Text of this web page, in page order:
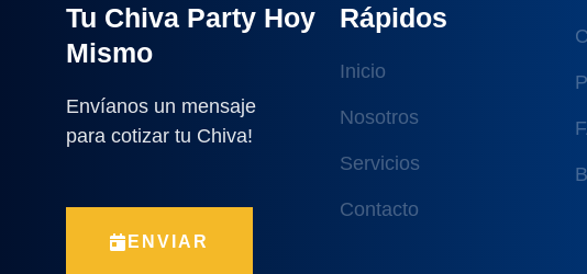
Tu Chiva Party Hoy
Mismo
Envíanos un mensaje
para cotizar tu Chiva!
ENVIAR
Rápidos
Inicio
Nosotros
Servicios
Contacto